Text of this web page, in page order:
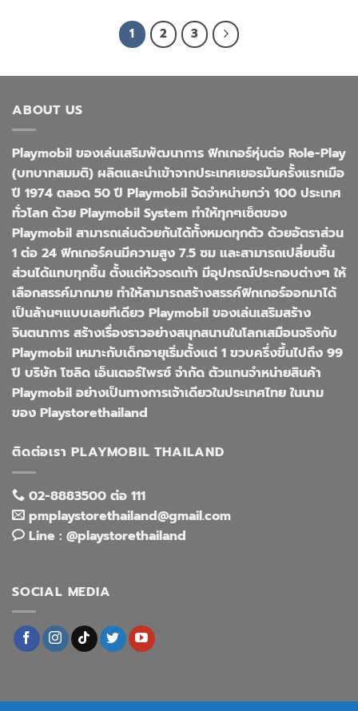
1 2 3
ABOUT US
Playmobil ของเล่นเสริมพัฒนาการ ฟิกเกอร์หุ่นต่อ Role-Play
(บทบาทสมมติ) ผลิตและนำเข้าจากประเทศเยอรมันครั้งแรกเมือ
ปี 1974 ตลอด 50 ปี Playmobil จัดจำหน่ายกว่า 100 ประเทศ
ทั่วโลก ด้วย Playmobil System ทำให้ทุกๆเซ็ตของ
Playmobil สามารถเล่นด้วยกันได้ทั้งหมดทุกตัว ด้วยอัตราส่วน
1 ต่อ 24 ฟิกเกอร์คนมีความสูง 7.5 ซม และสามารถเปลี่ยนชิ้น
ส่วนได้แทบทุกชิ้น ตั้งแต่หัวจรดเท้า มีอุปกรณ์ประกอบต่างๆ ให้
เลือกสรรค์มากมาย ทำให้สามารถสร้างสรรค์ฟิกเกอร์ออกมาได้
เป็นล้านๆแบบเลยทีเดียว Playmobil ของเล่นเสริมสร้าง
จินตนาการ สร้างเรื่องราวอย่างสนุกสนานในโลกเสมือนจริงกับ
Playmobil เหมาะกับเด็กอายุเริ่มตั้งแต่ 1 ขวบครึ่งขึ้นไปถึง 99
ปี บริษัท โซลิด เอ็นเตอร์ไพรซ์ จำกัด ตัวแทนจำหน่ายสินค้า
Playmobil อย่างเป็นทางการเจ้าเดียวในประเทศไทย ในนาม
ของ Playstorethailand
ติดต่อเรา PLAYMOBIL THAILAND
02-8883500 ต่อ 111
pmplaystorethailand@gmail.com
Line : @playstorethailand
SOCIAL MEDIA